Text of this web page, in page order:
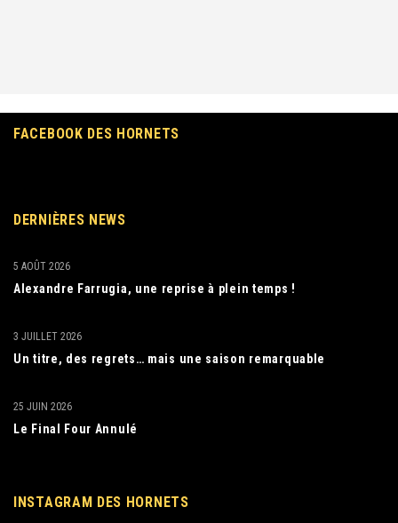
FACEBOOK DES HORNETS
DERNIÈRES NEWS
Alexandre Farrugia, une reprise à plein temps !
5 AOÛT 2026
Un titre, des regrets… mais une saison remarquable
3 JUILLET 2026
Le Final Four Annulé
25 JUIN 2026
INSTAGRAM DES HORNETS